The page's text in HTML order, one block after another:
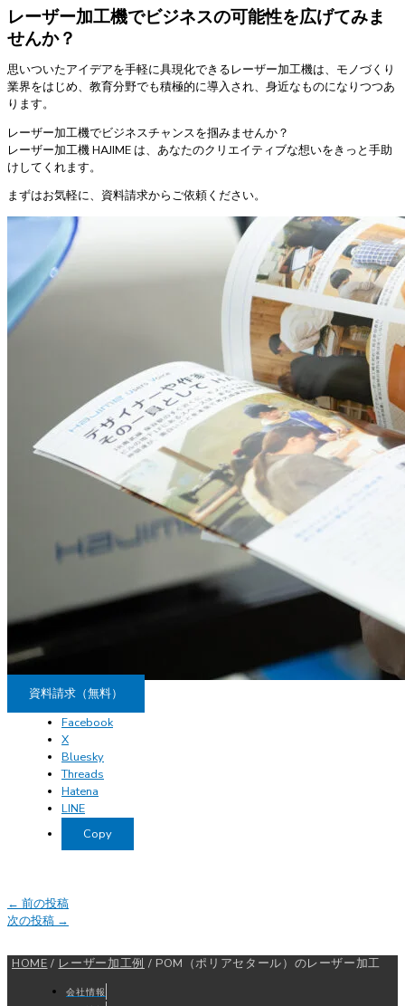
レーザー加工機でビジネスの可能性を広げてみま
せんか？
思いついたアイデアを手軽に具現化できるレーザー加工機は、モノづくり
業界をはじめ、教育分野でも積極的に導入され、身近なものになりつつあ
ります。
レーザー加工機でビジネスチャンスを掴みませんか？
レーザー加工機 HAJIME は、あなたのクリエイティブな想いをきっと手助
けしてくれます。
まずはお気軽に、資料請求からご依頼ください。
資料請求（無料）
Facebook
X
Bluesky
Threads
Hatena
LINE
Copy
← 前の投稿
次の投稿 →
HOME / レーザー加工例 / POM（ポリアセタール）のレーザー加工
会社情報